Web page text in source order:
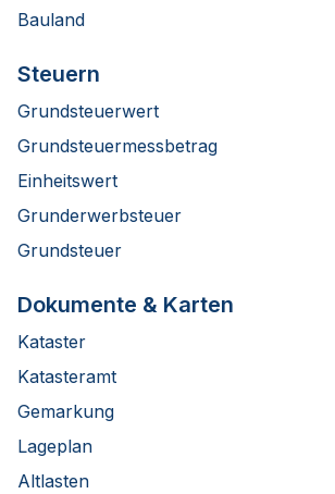
Bauland
Steuern
Grundsteuerwert
Grundsteuermessbetrag
Einheitswert
Grunderwerbsteuer
Grundsteuer
Dokumente & Karten
Kataster
Katasteramt
Gemarkung
Lageplan
Altlasten